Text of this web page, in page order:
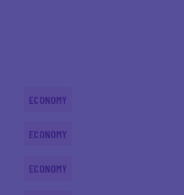
ECONOMY
ECONOMY
ECONOMY